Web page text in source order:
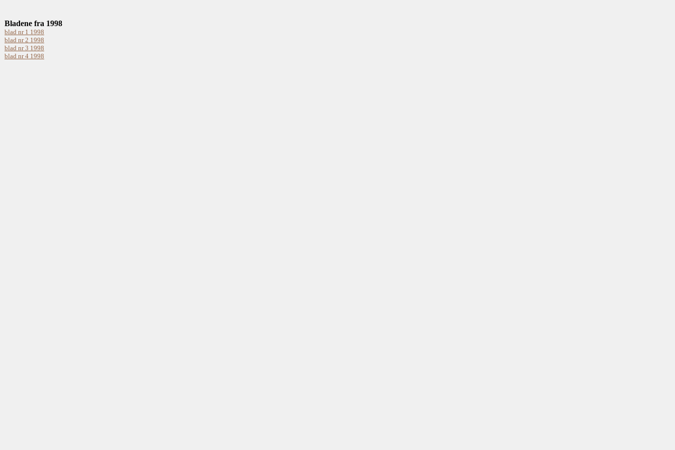
Bladene fra 1998
blad nr 1 1998
blad nr 2 1998
blad nr 3 1998
blad nr 4 1998